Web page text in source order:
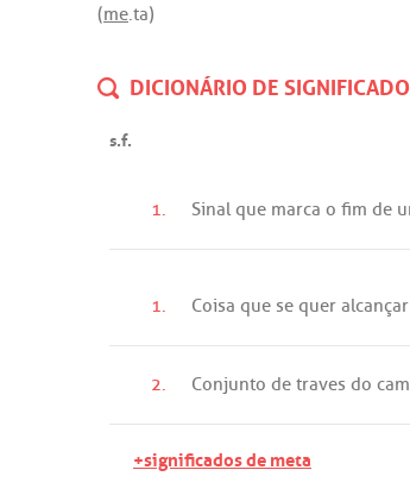
(me.ta)
DICIONÁRIO DE
s.f.
1. Sinal que marca o fim de
1. Coisa que se quer alcançar
2. Conjunto de traves do
+significados de meta